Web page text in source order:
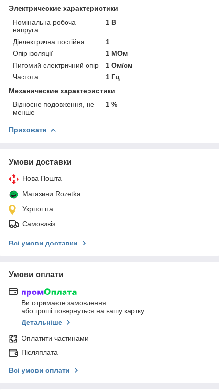
Электрические характеристики
Номінальна робоча
напруга
1 В
Діелектрична постійна
1
Опір ізоляції
1 МОм
Питомий електричний опір
1 Ом/см
Частота
1 Гц
Механические характеристики
Відносне подовження, не
менше
1 %
Приховати
Умови доставки
Нова Пошта
Магазини Rozetka
Укрпошта
Самовивіз
Всі умови доставки
Умови оплати
Ви отримаєте замовлення
або гроші повернуться на вашу картку
Детальніше
Оплатити частинами
Післяплата
Всі умови оплати